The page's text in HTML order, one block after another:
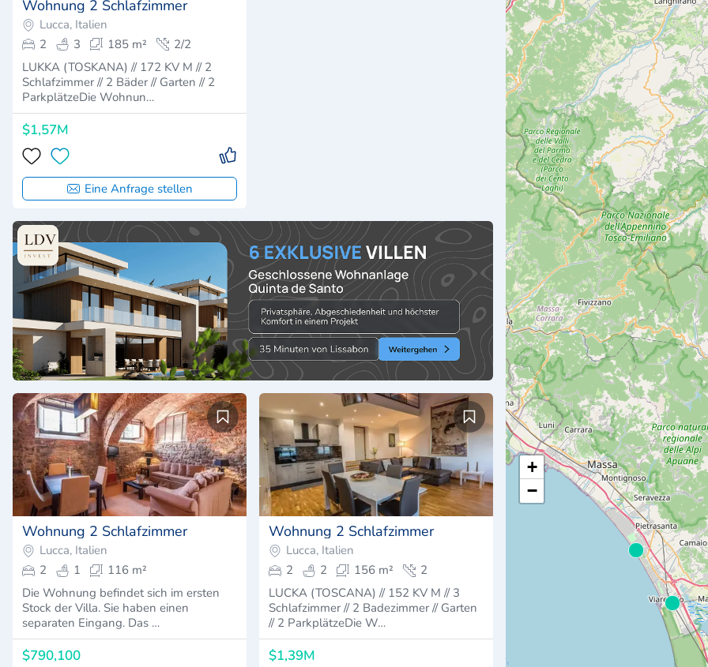
Wohnung 2 Schlafzimmer
Lucca, Italien
2
3 185 m²
2/2
LUKKA (TOSKANA) // 172 KV M // 2
Schlafzimmer // 2 Bäder // Garten // 2
ParkplätzeDie Wohnun…
$1,57M
Eine Anfrage stellen
Wohnung 2 Schlafzimmer
Lucca, Italien
2
1
116 m²
Die Wohnung befindet sich im ersten
Stock der Villa. Sie haben einen
separaten Eingang. Das …
$790,100
Wohnung 2 Schlafzimmer
Lucca, Italien
2
2 156 m²
2
LUCKA (TOSCANA) // 152 KV M // 3
Schlafzimmer // 2 Badezimmer // Garten
// 2 ParkplätzeDie W…
$1,39M
+
−